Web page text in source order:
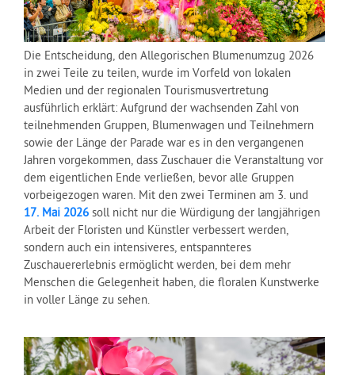
Die Entscheidung, den Allegorischen Blumenumzug 2026
in zwei Teile zu teilen, wurde im Vorfeld von lokalen
Medien und der regionalen Tourismusvertretung
ausführlich erklärt: Aufgrund der wachsenden Zahl von
teilnehmenden Gruppen, Blumenwagen und Teilnehmern
sowie der Länge der Parade war es in den vergangenen
Jahren vorgekommen, dass Zuschauer die Veranstaltung vor
dem eigentlichen Ende verließen, bevor alle Gruppen
vorbeigezogen waren. Mit den zwei Terminen am 3. und
17. Mai 2026 soll nicht nur die Würdigung der langjährigen
Arbeit der Floristen und Künstler verbessert werden,
sondern auch ein intensiveres, entspannteres
Zuschauererlebnis ermöglicht werden, bei dem mehr
Menschen die Gelegenheit haben, die floralen Kunstwerke
in voller Länge zu sehen.